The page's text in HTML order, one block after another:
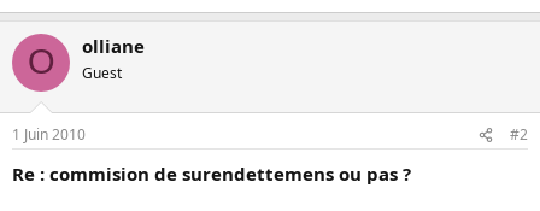
O olliane
Guest
1 Juin 2010 #2
Re : commision de surendettemens ou pas ?